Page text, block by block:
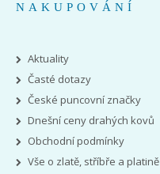
NAKUPOVÁNÍ
Aktuality
Časté dotazy
České puncovní značky
Dnešní ceny drahých kovů
Obchodní podmínky
Vše o zlatě, stříbře a platině